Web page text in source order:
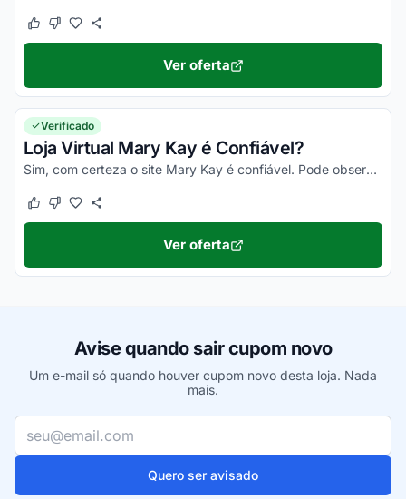
Este cupom funcionou
Este cupom não funcionou
Ver oferta
Verificado
Loja Virtual Mary Kay é Confiável?
Sim, com certeza o site Mary Kay é confiável. Pode observar no Reclame Aqui Mary Kay, ler as opiniões dos consumidores que você vai confirmar isso!
Este cupom funcionou
Este cupom não funcionou
Ver oferta
Avise quando sair cupom novo
Um e-mail só quando houver cupom novo desta loja. Nada
mais.
Seu e-mail
Quero ser avisado